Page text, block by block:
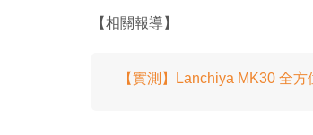
【相關報導】
【實測】Lanchiya MK30 全